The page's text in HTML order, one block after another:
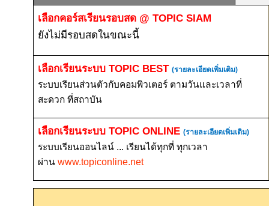
เลือกคอร์สเรียนรอบสด @ TOPIC SIAM
ยังไม่มีรอบสดในขณะนี้
เลือกเรียนระบบTOPIC BEST (รายละเอียดเพิ่มเติม)
ระบบเรียนส่วนตัวกับคอมพิวเตอร์ ตามวันและเวลาที่
สะดวก ที่สถาบัน
เลือกเรียนระบบTOPIC ONLINE (รายละเอียดเพิ่มเติม)
ระบบเรียนออนไลน์ ... เรียนได้ทุกที่ ทุกเวลา
ผ่านwww.topiconline.net